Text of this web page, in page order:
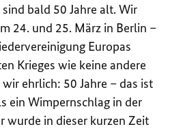
bald 50 Jahre alt. Wir
24. und 25. März in Berlin –
Europas
Krieges wie keine andere
ehrlich: 50 Jahre – das ist
ein Wimpernschlag in der
wurde in dieser kurzen Zeit